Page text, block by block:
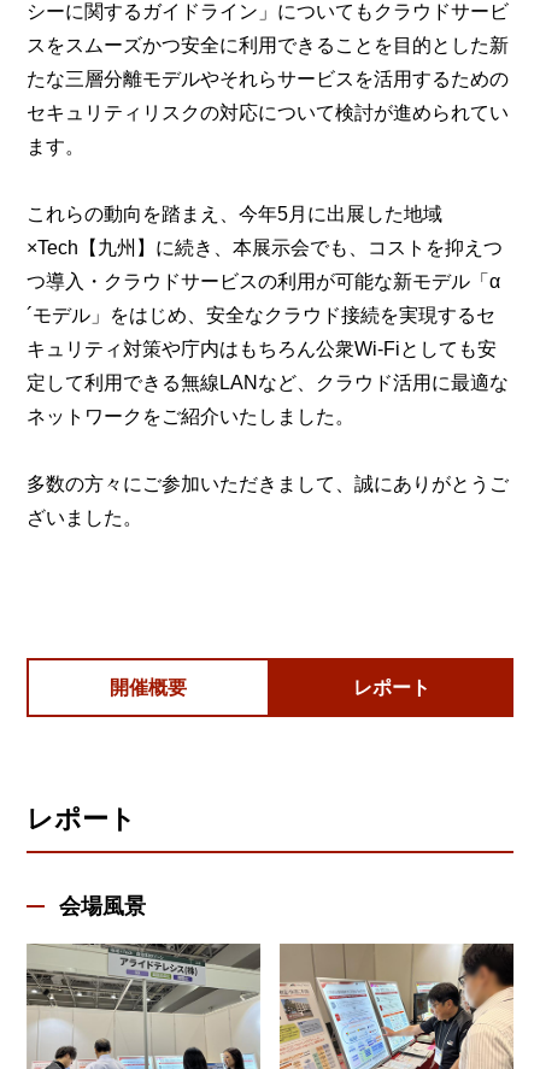
シーに関するガイドライン」についてもクラウドサービ
スをスムーズかつ安全に利用できることを目的とした新
たな三層分離モデルやそれらサービスを活用するための
セキュリティリスクの対応について検討が進められてい
ます。
これらの動向を踏まえ、今年5月に出展した地域
×Tech【九州】に続き、本展示会でも、コストを抑えつ
つ導入・クラウドサービスの利用が可能な新モデル「α
´モデル」をはじめ、安全なクラウド接続を実現するセ
キュリティ対策や庁内はもちろん公衆Wi-Fiとしても安
定して利用できる無線LANなど、クラウド活用に最適な
ネットワークをご紹介いたしました。
多数の方々にご参加いただきまして、誠にありがとうご
ざいました。
開催概要 レポート
レポート
会場風景